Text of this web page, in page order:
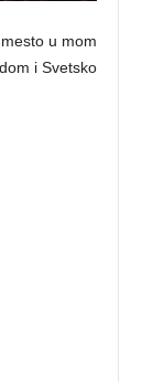
u mom
i Svetsko